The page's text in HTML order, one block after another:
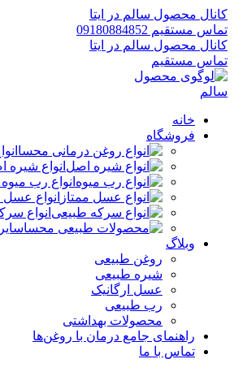
کانال محصول سالم در ایتا
تماس مستقیم 09180884852
کانال محصول سالم در ایتا
تماس مستقیم
خانه
فروشگاه
انواع شیره
انواع رب
انواع عسل
انواع
وبلاگ
روغن طبیعی
شیره طبیعی
عسل ارگانیک
رب طبیعی
محصولات بهداشتی
راهنمای جامع درمان با روغن‌ها
تماس با ما